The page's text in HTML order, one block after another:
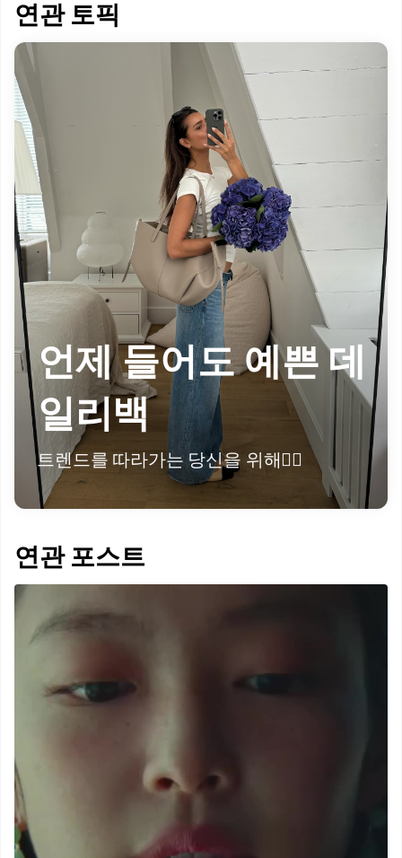
연관 토픽
언제 들어도 예쁜 데
일리백
트렌드를 따라가는 당신을 위해🙆‍♀️
연관 포스트